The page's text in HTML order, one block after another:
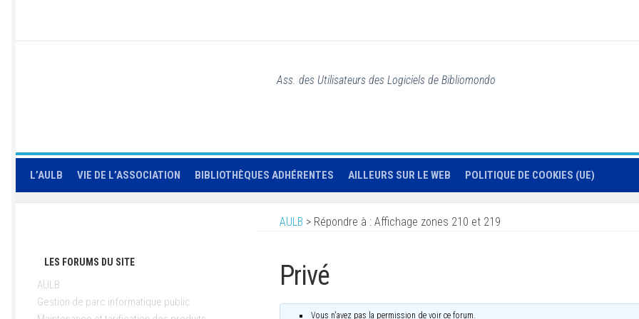
Ass. des Utilisateurs des Logiciels de Bibliomondo
L’AULB VIE DE L’ASSOCIATION BIBLIOTHÈQUES ADHÉRENTES AILLEURS SUR LE WEB POLITIQUE DE COOKIES (UE)
AULB > Répondre à : Affichage zones 210 et 219
Privé
Vous n'avez pas la permission de voir ce forum.
LES FORUMS DU SITE
AULB
Gestion de parc informatique public